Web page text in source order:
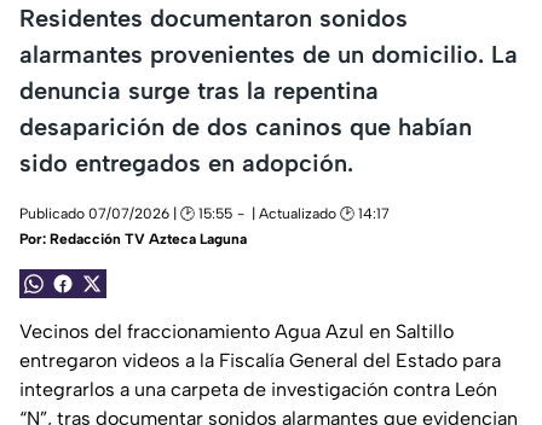
Residentes documentaron sonidos
alarmantes provenientes de un domicilio. La
denuncia surge tras la repentina
desaparición de dos caninos que habían
sido entregados en adopción.
Publicado 07/07/2026 | 🕑 15:55
| Actualizado 🕑 14:17
Por: Redacción TV Azteca Laguna
Vecinos del fraccionamiento Agua Azul en Saltillo
entregaron videos a la Fiscalía General del Estado para
integrarlos a una carpeta de investigación contra León
“N”, tras documentar sonidos alarmantes que evidencian